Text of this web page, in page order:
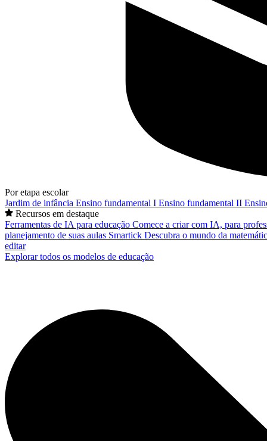
Por etapa escolar
Jardim de infância Ensino fundamental I Ensino fundamental II
Recursos em destaque
Ferramentas de IA para educação Comece a criar com IA, para
planejamento de suas aulas Smartick Descubra o mundo da
editar
Explorar todos os modelos de educação